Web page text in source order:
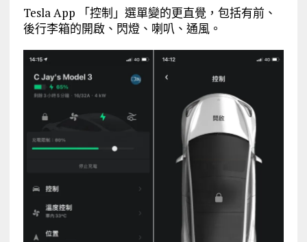
Tesla App 「控制」選單變的更直覺，包括有前、
後行李箱的開啟、閃燈、喇叭、通風。